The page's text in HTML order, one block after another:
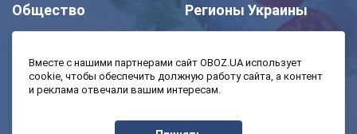
Общество Регионы Украины
Моя школа Авто
Вместе с нашими партнерами сайт OBOZ.UA использует
cookie, чтобы обеспечить должную работу сайта, а контент
и реклама отвечали вашим интересам.